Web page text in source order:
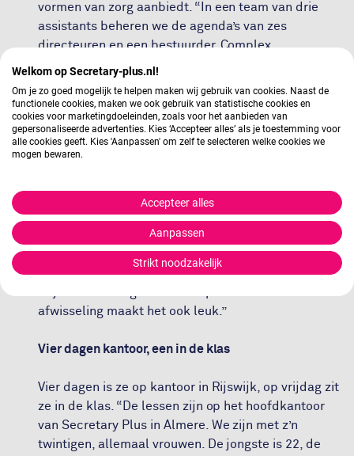
vormen van zorg aanbiedt. “In een team van drie
assistants beheren we de agenda’s van zes
directeuren en een bestuurder. Complex
agendabeheer, kun je het wel noemen, want de
Ze verveelt zich niet, al is Shiromanie er inmiddels
wel achter gekomen dat ze het meeste voldoende
haalt uit het organiseren van evenementen en
manager bij een ingenieursbureau. Daar moest ik
ook zelf organiseren. Zo coördineerde ik de inzet
van een aantal werkstudenten. Dat lag me wel.
Maar hier heb ik het ook zeker naar mijn zin. Ik heb
net gehoord dat ze graag willen dat ik tot oktober
afwisseling maakt het ook leuk.”
Vier dagen kantoor, een in de klas
Vier dagen is ze op kantoor in Rijswijk, op vrijdag zit
ze in de klas. “De lessen zijn op het hoofdkantoor
van Secretary Plus in Almere. We zijn met z’n
twintigen, allemaal vrouwen. De jongste is 22, de
Welkom op Secretary-plus.nl!
Om je zo goed mogelijk te helpen maken wij gebruik van cookies. Naast de
functionele cookies, maken we ook gebruik van statistische cookies en
cookies voor marketingdoeleinden, zoals voor het aanbieden van
gepersonaliseerde advertenties. Kies ‘Accepteer alles’ als je toestemming voor
alle cookies geeft. Kies 'Aanpassen' om zelf te selecteren welke cookies we
mogen bewaren.
Accepteer alles
Aanpassen
Strikt noodzakelijk